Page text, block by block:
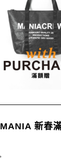
MANIA 新春